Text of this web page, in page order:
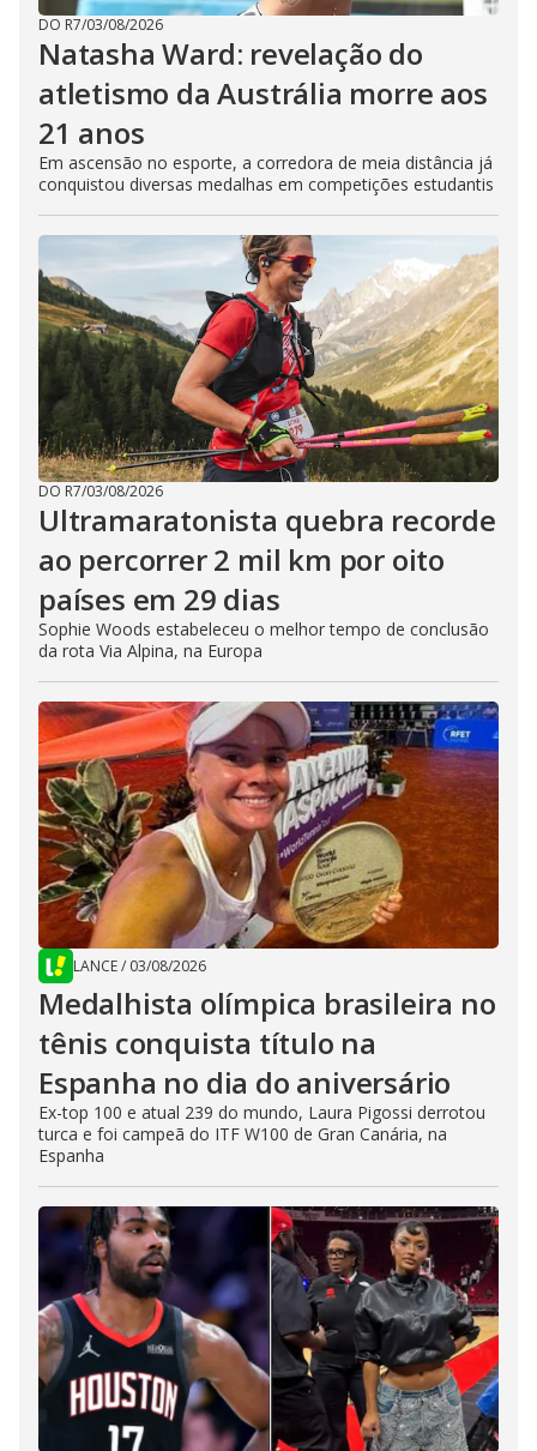
DO R7/03/08/2026
Natasha Ward: revelação do
atletismo da Austrália morre aos
21 anos
Em ascensão no esporte, a corredora de meia distância já
conquistou diversas medalhas em competições estudantis
DO R7/03/08/2026
Ultramaratonista quebra recorde
ao percorrer 2 mil km por oito
países em 29 dias
Sophie Woods estabeleceu o melhor tempo de conclusão
da rota Via Alpina, na Europa
LANCE/ 03/08/2026
Medalhista olímpica brasileira no
tênis conquista título na
Espanha no dia do aniversário
Ex-top 100 e atual 239 do mundo, Laura Pigossi derrotou
turca e foi campeã do ITF W100 de Gran Canária, na
Espanha